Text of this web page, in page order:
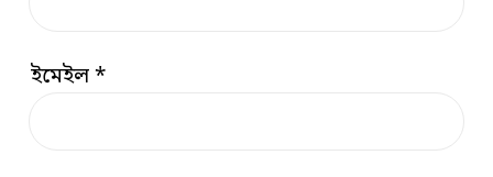
ইমেইল*